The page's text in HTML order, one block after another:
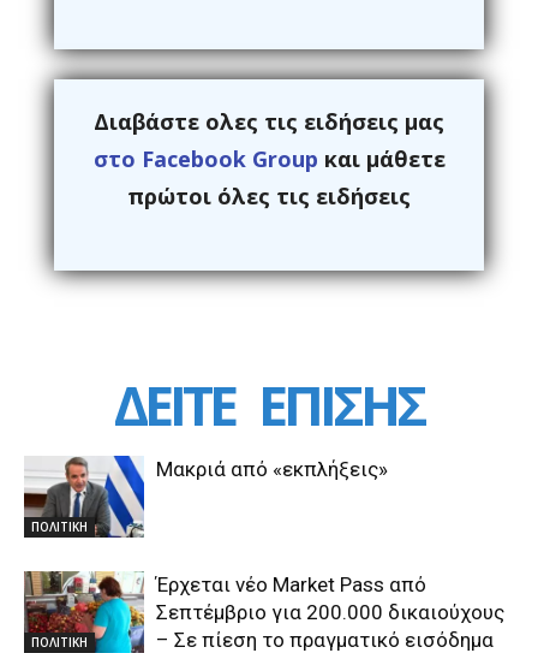
Διαβάστε ολες τις ειδήσεις μας
στο Facebook Group και μάθετε
πρώτοι όλες τις ειδήσεις
ΔΕΙΤΕ ΕΠΙΣΗΣ
ΠΟΛΙΤΙΚΗ
Μακριά από «εκπλήξεις»
ΠΟΛΙΤΙΚΗ
Έρχεται νέο Market Pass από
Σεπτέμβριο για 200.000 δικαιούχους
– Σε πίεση το πραγματικό εισόδημα